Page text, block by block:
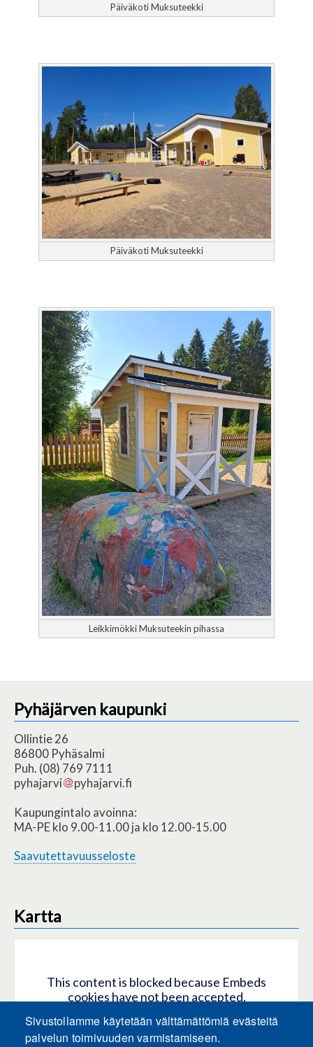
Päiväkoti Muksuteekki
Päiväkoti Muksuteekki
Leikkimökki Muksuteekin pihassa
Pyhäjärven kaupunki
Ollintie 26
86800 Pyhäsalmi
Puh. (08) 769 7111
pyhajarvi
pyhajarvi.fi
Kaupungintalo avoinna:
MA-PE klo 9.00-11.00 ja klo 12.00-15.00
Saavutettavuusseloste
Kartta
This content is blocked because Embeds
cookies have not been accepted.
HYVÄKSY KAIKKI EVÄSTEET
Sivustollamme käytetään välttämättömiä evästeitä
palvelun toimivuuden varmistamiseen.